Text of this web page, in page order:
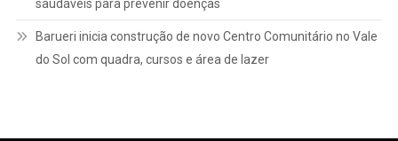
saudáveis para prevenir doenças
Barueri inicia construção de novo Centro Comunitário no Vale
do Sol com quadra, cursos e área de lazer